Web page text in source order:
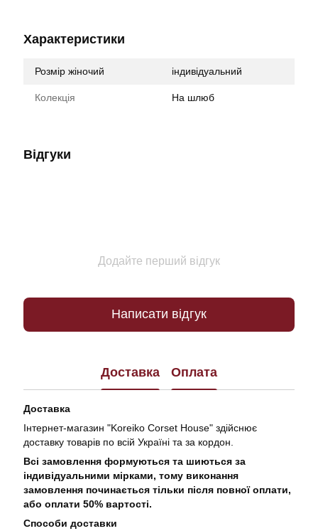
Характеристики
Розмір жіночий індивідуальний
Колекція На шлюб
Відгуки
Додайте перший відгук
Написати відгук
Доставка Оплата
Доставка
Інтернет-магазин "Koreiko Corset House" здійснює
доставку товарів по всій Україні та за кордон.
Всі замовлення формуються та шиються за
індивідуальними мірками, тому виконання
замовлення починається тільки після повної оплати,
або оплати 50% вартості.
Способи доставки